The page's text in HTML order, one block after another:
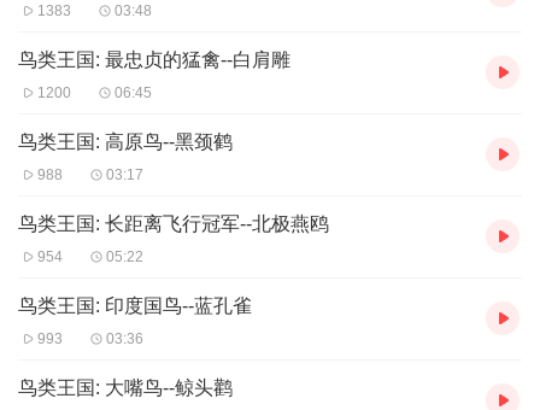
1383 03:48
鸟类王国: 最忠贞的猛禽--白肩雕
1200 06:45
鸟类王国: 高原鸟--黑颈鹤
988 03:17
鸟类王国: 长距离飞行冠军--北极燕鸥
954 05:22
鸟类王国: 印度国鸟--蓝孔雀
993 03:36
鸟类王国: 大嘴鸟--鲸头鹳